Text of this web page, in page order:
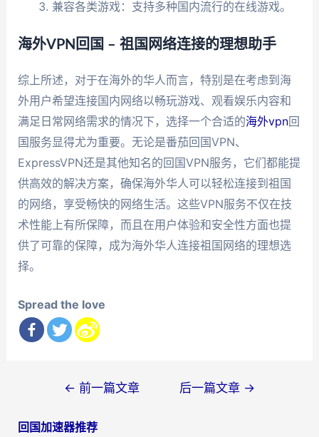
兼容各类游戏：支持多种国内流行的在线游戏。
海外VPN回国 – 祖国网络连接的理想助手
综上所述，对于在海外的华人而言，特别是在考虑到海
外用户希望连接国内网络以畅玩游戏、观看娱乐内容和
满足日常网络需求的情况下，选择一个合适的海外vpn回
国服务显得尤为重要。无论是番茄回国VPN、
ExpressVPN还是其他知名的回国VPN服务，它们都能提
供高效的解决方案，确保海外华人可以轻松连接到祖国
的网络，享受畅快的网络生活。这些VPN服务不仅在技
术性能上有所保障，而且在用户体验和安全性方面也提
供了可靠的保障，成为海外华人连接祖国网络的理想选
择。
Spread the love
导
← 前一篇文章 后一篇文章 →
回国加速器推荐